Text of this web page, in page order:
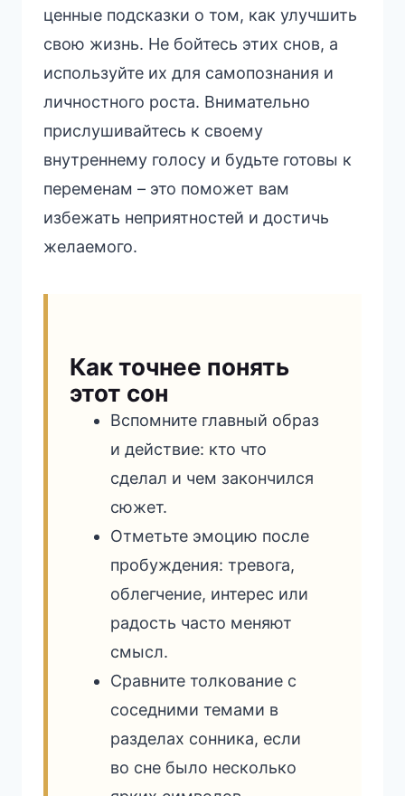
ценные подсказки о том, как улучшить
свою жизнь. Не бойтесь этих снов, а
используйте их для самопознания и
личностного роста. Внимательно
прислушивайтесь к своему
внутреннему голосу и будьте готовы к
переменам – это поможет вам
избежать неприятностей и достичь
желаемого.
Как точнее понять
этот сон
Вспомните главный образ
и действие: кто что
сделал и чем закончился
сюжет.
Отметьте эмоцию после
пробуждения: тревога,
облегчение, интерес или
радость часто меняют
смысл.
Сравните толкование с
соседними темами в
разделах сонника, если
во сне было несколько